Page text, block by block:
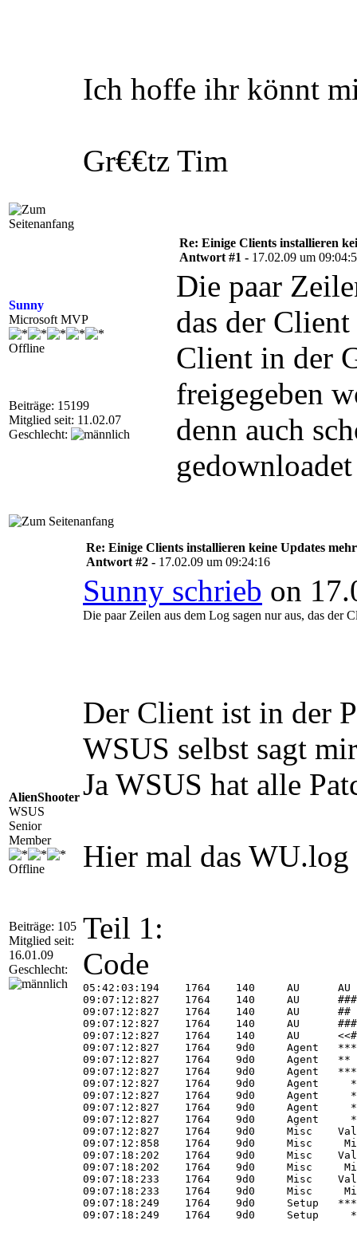
Ich hoffe ihr könnt
Gr€€tz Tim
Sunny
Microsoft MVP
Offline
Beiträge: 15199
Mitglied seit: 11.02.07
Geschlecht:
Re: Einige Clients installieren
Antwort #1 - 17.02.09 um
Die paar
das der
Client in der
freigegeben
denn auch
AlienShooter
WSUS
Senior
Member
Offline
Beiträge: 105
Mitglied seit:
16.01.09
Geschlecht:
Re: Einige Clients installieren keine Updates mehr
Antwort #2 - 17.02.09 um 09:24:16
Sunny schrieb on
Die paar Zeilen aus dem Log sagen nur aus, das
Der Client ist in der
WSUS selbst sagt
Ja WSUS hat alle
Hier mal das
Teil 1:
Code
05:42:03:194	1764	140	AU	AU received policy change subscription event
09:07:12:827	1764	140	AU	#############
09:07:12:827	1764	140	AU	## START ##  AU: Search for updates
09:07:12:827	1764	140	AU	#########
09:07:12:827	1764	140	AU	<<## SUBMITTED ## AU: Search for updates [CallId = {B37F41EC-3823-4CDD-824B-7144A69B0A4B}]
09:07:12:827	1764	9d0	Agent	*************
09:07:12:827	1764	9d0	Agent	** START **  Agent: Finding updates [CallerId = AutomaticUpdates]
09:07:12:827	1764	9d0	Agent	*********
09:07:12:827	1764	9d0	Agent	  * Online = Yes; Ignore download priority = No
09:07:12:827	1764	9d0	Agent	  * Criteria = "IsHidden=0 and IsInstalled=0 and DeploymentAction='Installation' and IsAssigned=1 or IsHidden=0 and IsPresent=1 and DeploymentAction='Uninstallation' and IsAssigned=1 or IsHidden=0 and IsInstalled=1 and DeploymentAction='Installation' and IsAssigned=1 and RebootRequired=1 or IsHidden=0 and IsInstalled=0 and DeploymentAction='Uninstallation' and IsAssigned=1 and RebootRequired=1"
09:07:12:827	1764	9d0	Agent	  * ServiceID = {3DA21691-E39D-4DA6-8A4B-B43877BCB1B7}
09:07:12:827	1764	9d0	Agent	  * Search Scope = {Machine}
09:07:12:827	1764	9d0	Misc	Validating signature for C:\WINDOWS\SoftwareDistribution\SelfUpdate\Default\wuident.cab:
09:07:12:858	1764	9d0	Misc	 Microsoft signed: Yes
09:07:18:202	1764	9d0	Misc	Validating signature for C:\WINDOWS\SoftwareDistribution\SelfUpdate\Default\wuident.cab:
09:07:18:202	1764	9d0	Misc	 Microsoft signed: Yes
09:07:18:233	1764	9d0	Misc	Validating signature for C:\WINDOWS\SoftwareDistribution\SelfUpdate\Default\wsus3setup.cab:
09:07:18:233	1764	9d0	Misc	 Microsoft signed: Yes
09:07:18:249	1764	9d0	Setup	***********  Setup: Checking whether self-update is required  ***********
09:07:18:249	1764	9d0	Setup	  * Inf file: C:\WINDOWS\SoftwareDistribution\SelfUpdate\Default\wsus3setup.inf